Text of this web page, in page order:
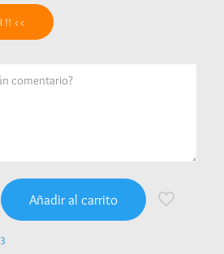
!! <<
Añadir al carrito